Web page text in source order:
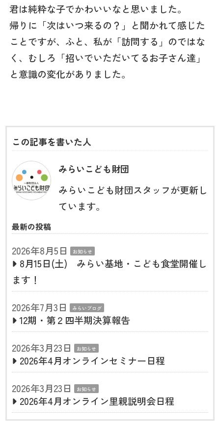
君は純粋な子でかわいいなと思いました。
帰りに「次はいつ来るの？」と聞かれて感じた
ことですが、ふと、私が「訪問する」のではな
く、むしろ「招いでいただいてるお子さん達」
と意識の変化がありました。
この記事を書いた人
みらいこども財団
みらいこども財団スタッフが更新し
ています。
最新の投稿
2026年8月5日 お知らせ
8月15日(土) みらい基地・こども食堂開催し
ます！
2026年7月3日
みらいブログ
12期・第２四半期決算報告
2026年3月23日
お知らせ
2026年4月オンラインセミナー日程
2026年3月23日
お知らせ
2026年4月オンライン里親説明会日程